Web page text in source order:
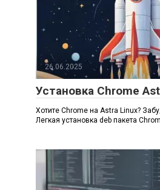
26.06.2025
Установка Chrome
Хотите Chrome на Astra Linux?
Легкая установка deb пакета